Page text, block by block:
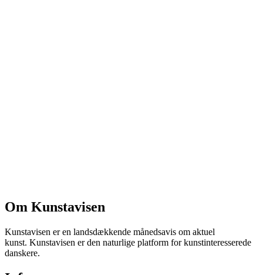
Om Kunstavisen
Kunstavisen er en landsdækkende månedsavis om aktuel
kunst. Kunstavisen er den naturlige platform for kunstinteresserede
danskere.